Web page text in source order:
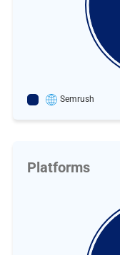
Semrush
Platforms